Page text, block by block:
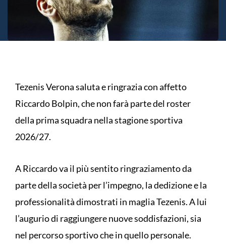
Tezenis Verona saluta e ringrazia con affetto
Riccardo Bolpin, che non farà parte del roster
della prima squadra nella stagione sportiva
2026/27.
A Riccardo va il più sentito ringraziamento da
parte della società per l’impegno, la dedizione e la
professionalità dimostrati in maglia Tezenis. A lui
l’augurio di raggiungere nuove soddisfazioni, sia
nel percorso sportivo che in quello personale.